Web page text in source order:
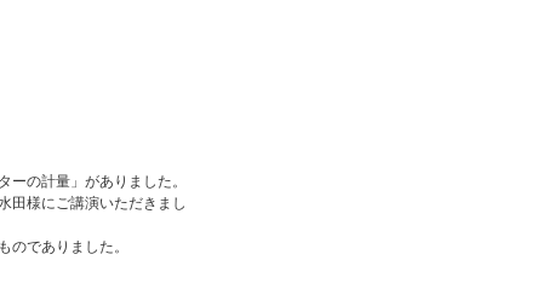
の計量」がありました。
田様にご講演いただきまし
のでありました。